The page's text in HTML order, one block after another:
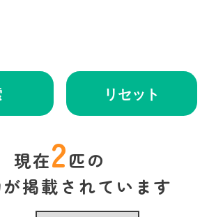
リセット
現在2匹の
掲載されています